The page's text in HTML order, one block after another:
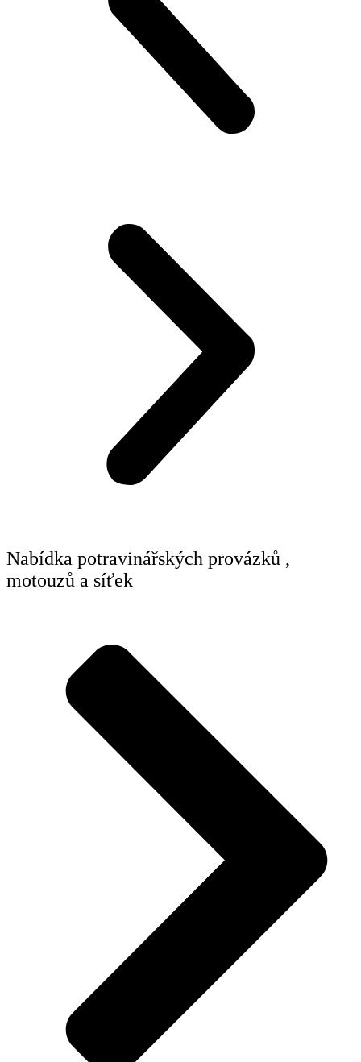
Nabídka potravinářských provázků ,
motouzů a síťek